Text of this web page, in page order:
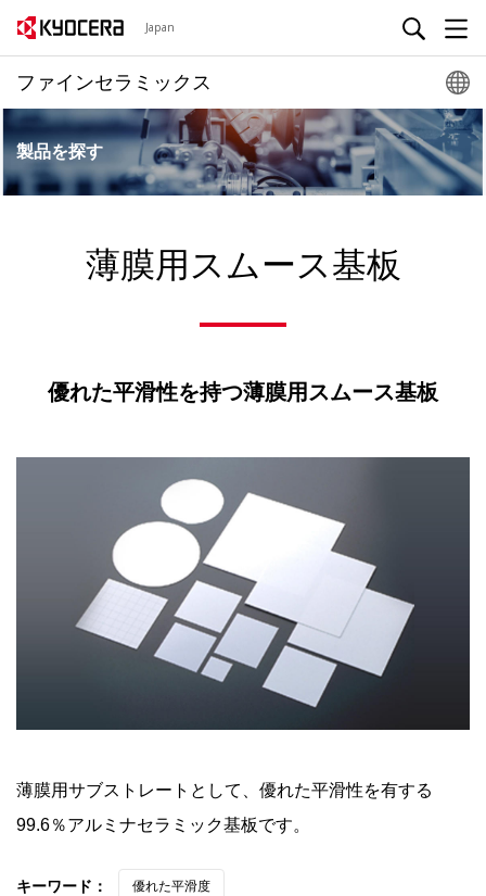
Japan
ファインセラミックス
製品を探す
薄膜用スムース基板
優れた平滑性を持つ薄膜用スムース基板
薄膜用サブストレートとして、優れた平滑性を有する
99.6％アルミナセラミック基板です。
キーワード： 優れた平滑度